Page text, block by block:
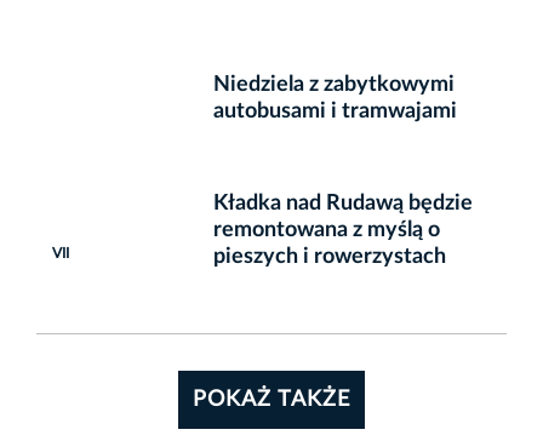
Niedziela z zabytkowymi
autobusami i tramwajami
VII
Kładka nad Rudawą będzie
remontowana z myślą o
pieszych i rowerzystach
POKAŻ TAKŻE